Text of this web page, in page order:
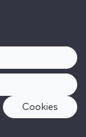
Cookies